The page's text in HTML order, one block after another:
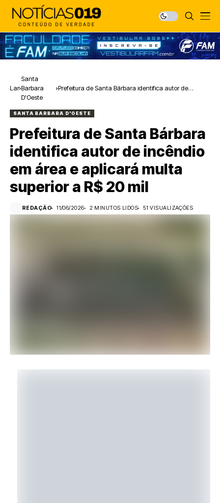
Lar
Santa
Barbara
D'Oeste
Prefeitura de Santa Bárbara identifica autor de
SANTA BARBARA D'OESTE
Prefeitura de Santa Bárbara
identifica autor de incêndio
em área e aplicará multa
superior a R$ 20 mil
REDAÇÃO 11/06/2026 2 MINUTOS LIDOS 51 VISUALIZAÇÕES